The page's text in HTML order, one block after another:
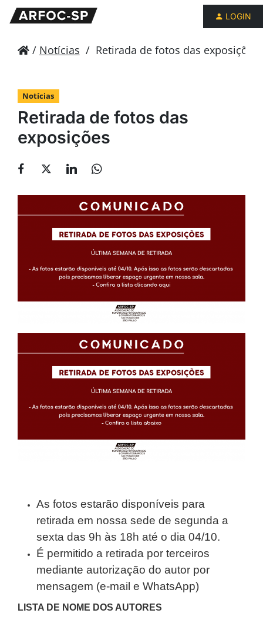
LOGIN
/ Notícias / Retirada de fotos das exposições
Notícias
Retirada de fotos das
exposições
As fotos estarão disponíveis para
retirada em nossa sede de segunda a
sexta das 9h às 18h até o dia 04/10.
É permitido a retirada por terceiros
mediante autorização do autor por
mensagem (e-mail e WhatsApp)
LISTA DE NOME DOS AUTORES